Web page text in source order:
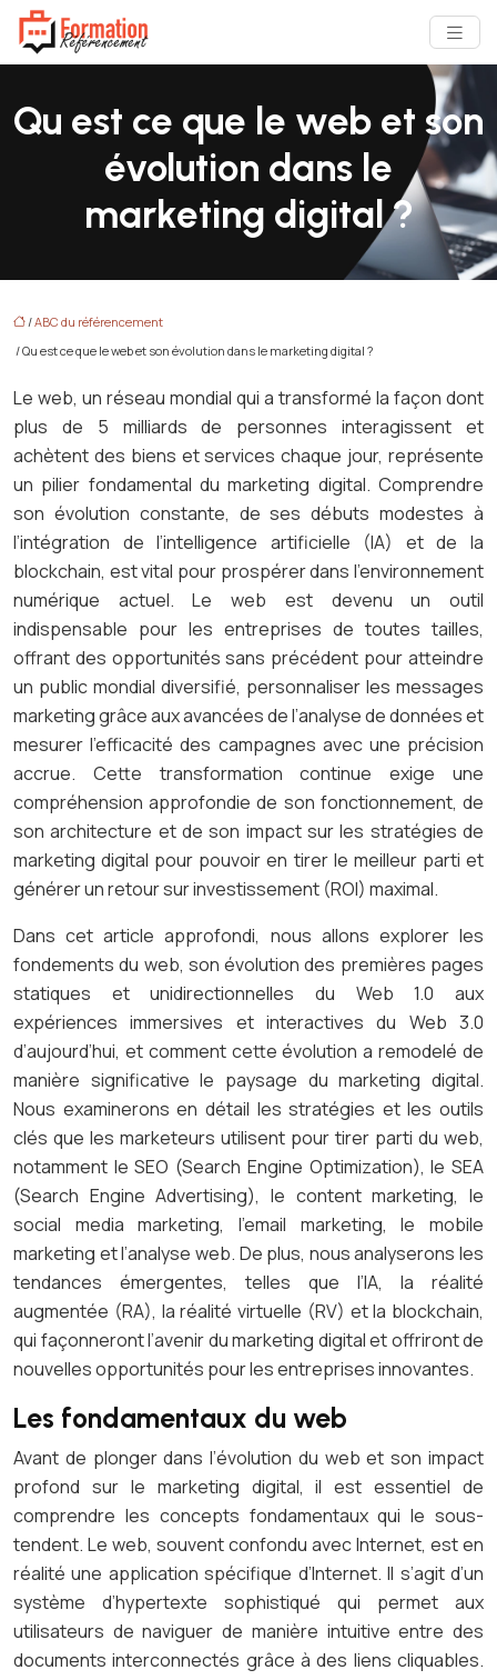
Qu est ce que le web et son
évolution dans le
marketing digital ?
/ABC du référencement
/ Qu est ce que le web et son évolution dans le marketing digital ?
Le web, un réseau mondial qui a transformé la façon dont
plus de 5 milliards de personnes interagissent et
achètent des biens et services chaque jour, représente
un pilier fondamental du marketing digital. Comprendre
son évolution constante, de ses débuts modestes à
l’intégration de l’intelligence artificielle (IA) et de la
blockchain, est vital pour prospérer dans l’environnement
numérique actuel. Le web est devenu un outil
indispensable pour les entreprises de toutes tailles,
offrant des opportunités sans précédent pour atteindre
un public mondial diversifié, personnaliser les messages
marketing grâce aux avancées de l’analyse de données et
mesurer l’efficacité des campagnes avec une précision
accrue. Cette transformation continue exige une
compréhension approfondie de son fonctionnement, de
son architecture et de son impact sur les stratégies de
marketing digital pour pouvoir en tirer le meilleur parti et
générer un retour sur investissement (ROI) maximal.
Dans cet article approfondi, nous allons explorer les
fondements du web, son évolution des premières pages
statiques et unidirectionnelles du Web 1.0 aux
expériences immersives et interactives du Web 3.0
d’aujourd’hui, et comment cette évolution a remodelé de
manière significative le paysage du marketing digital.
Nous examinerons en détail les stratégies et les outils
clés que les marketeurs utilisent pour tirer parti du web,
notamment le SEO (Search Engine Optimization), le SEA
(Search Engine Advertising), le content marketing, le
social media marketing, l’email marketing, le mobile
marketing et l’analyse web. De plus, nous analyserons les
tendances émergentes, telles que l’IA, la réalité
augmentée (RA), la réalité virtuelle (RV) et la blockchain,
qui façonneront l’avenir du marketing digital et offriront de
nouvelles opportunités pour les entreprises innovantes.
Les fondamentaux du web
Avant de plonger dans l’évolution du web et son impact
profond sur le marketing digital, il est essentiel de
comprendre les concepts fondamentaux qui le sous-
tendent. Le web, souvent confondu avec Internet, est en
réalité une application spécifique d’Internet. Il s’agit d’un
système d’hypertexte sophistiqué qui permet aux
utilisateurs de naviguer de manière intuitive entre des
documents interconnectés grâce à des liens cliquables.